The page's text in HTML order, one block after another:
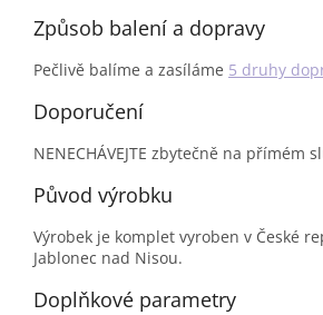
Způsob balení a dopravy
Pečlivě balíme a zasíláme 5 druhy
Doporučení
NENECHÁVEJTE zbytečně na přímém
Původ výrobku
Výrobek je komplet vyroben v České
Jablonec nad Nisou.
Doplňkové parametry